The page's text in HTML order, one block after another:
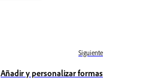
Siguiente
Añadir y personalizar formas